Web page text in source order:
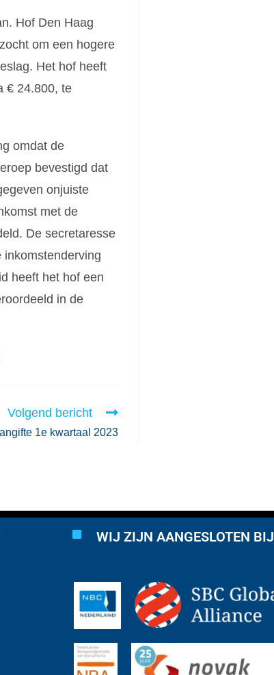
Hof Den Haag
om een hogere
Het hof heeft
€ 24.800, te
omdat de
bevestigd dat
onjuiste
met de
De secretaresse
heeft het hof een
in de
Volgend bericht
1e kwartaal 2023
WIJ ZIJN AANGESLOTEN BIJ